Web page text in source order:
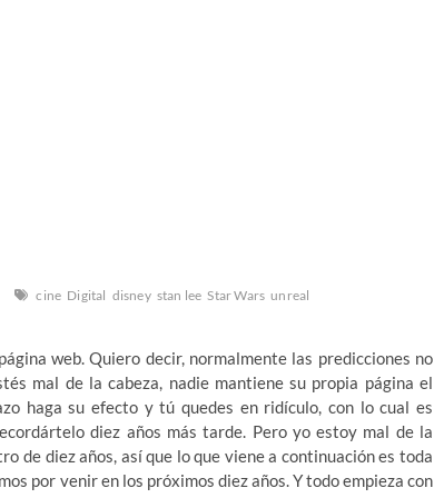
cine Digital disney stan lee Star Wars unreal
web. Quiero decir, normalmente las predicciones no
mal de la cabeza, nadie mantiene su propia página el
haga su efecto y tú quedes en ridículo, con lo cual es
diez años más tarde. Pero yo estoy mal de la
de diez años, así que lo que viene a continuación es toda
por venir en los próximos diez años. Y todo empieza con